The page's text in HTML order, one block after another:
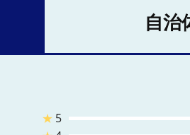
自治
★ 5